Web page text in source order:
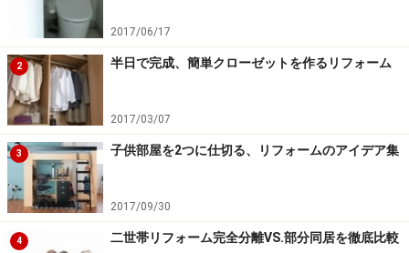
【増改築リフォームの計画前にやっておくこと】
建ぺい率、容積率、高さ制限、隣地境界線までの距
離などの確認
その他の法令や、地域の条例の確認
確認申請が必要かどうか、またその費用の確認
既存不適格建築物（※）の場合は建築士に相談
※既存不適格とは途中で法令が変わり違反になっている
ものを言い、違法建築とは区別される。
2017/06/17
2 半日で完成、簡単クローゼットを作るリフォーム
2017/03/07
3 子供部屋を2つに仕切る、リフォームのアイデア集
2017/09/30
4 二世帯リフォーム完全分離VS.部分同居を徹底比較